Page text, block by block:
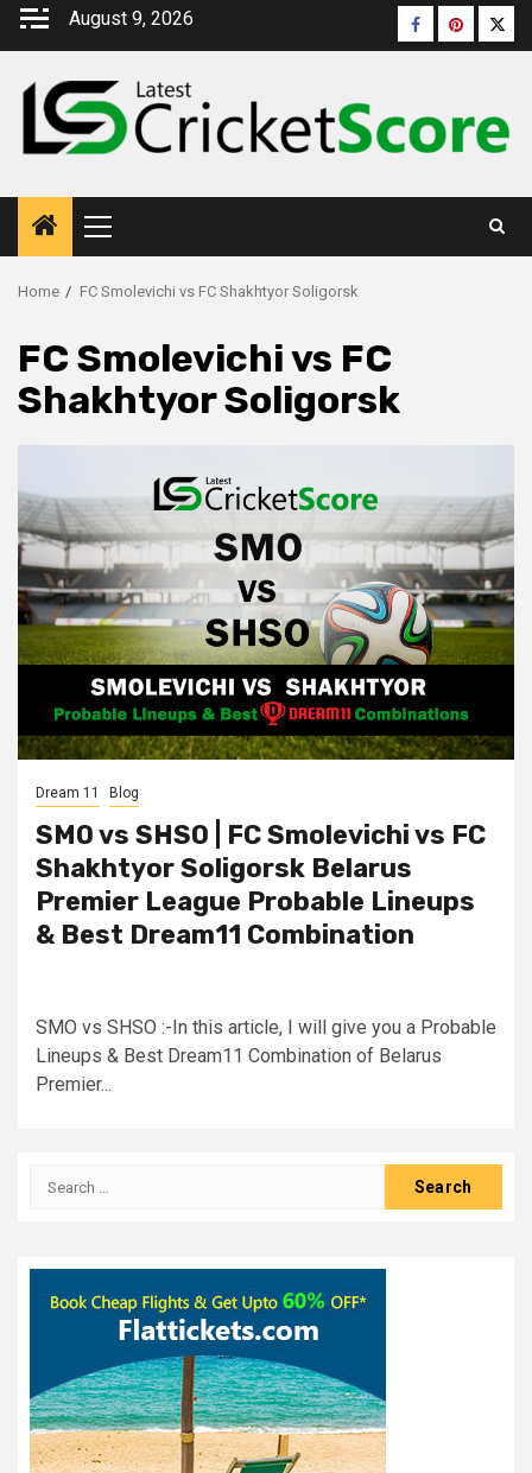
August 9, 2026
Home FC Smolevichi vs FC Shakhtyor Soligorsk
FC Smolevichi vs FC
Shakhtyor Soligorsk
Dream 11 Blog
SMO vs SHSO | FC Smolevichi vs FC
Shakhtyor Soligorsk Belarus
Premier League Probable Lineups
& Best Dream11 Combination
SMO vs SHSO :-In this article, I will give you a Probable
Lineups & Best Dream11 Combination of Belarus
Premier...